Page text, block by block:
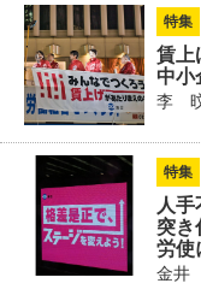
特集
賃上
中小
李
特集
人
突き
労使
金井